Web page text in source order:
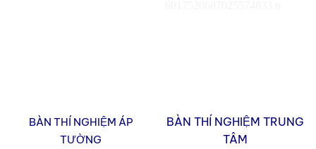
BÀN THÍ NGHIỆM ÁP
TƯỜNG
BÀN THÍ NGHIỆM TRUNG
TÂM